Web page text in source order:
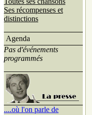
Ses récompenses et
distinctions
Agenda
Pas d'événements
programmés
....où l'on parle de